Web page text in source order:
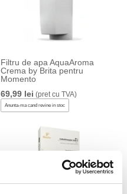
Filtru de apa AquaAroma
Crema by Brita pentru
Momento
69,99 lei (pret cu TVA)
Anunta-ma cand revine in stoc